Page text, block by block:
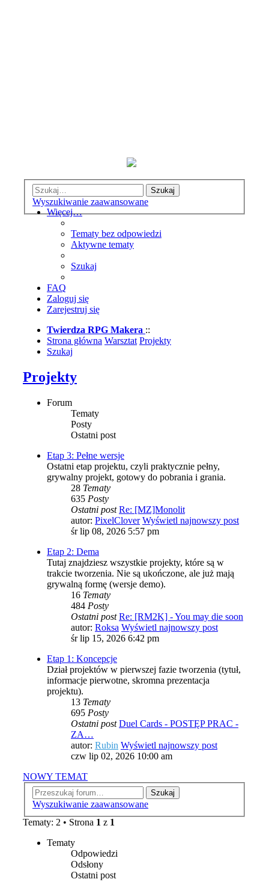
Szukaj
Wyszukiwanie zaawansowane
Więcej…
Tematy bez odpowiedzi
Aktywne tematy
Szukaj
FAQ
Zaloguj się
Zarejestruj się
Twierdza RPG Makera ::
Strona główna Warsztat Projekty
Szukaj
Projekty
Forum
Tematy
Posty
Ostatni post
Etap 3: Pełne wersje
Ostatni etap projektu, czyli praktycznie pełny,
grywalny projekt, gotowy do pobrania i grania.
28 Tematy
635 Posty
Ostatni post Re: [MZ]Monolit
autor: PixelClover Wyświetl najnowszy post
śr lip 08, 2026 5:57 pm
Etap 2: Dema
Tutaj znajdziesz wszystkie projekty, które są w
trakcie tworzenia. Nie są ukończone, ale już mają
grywalną formę (wersje demo).
16 Tematy
484 Posty
Ostatni post Re: [RM2K] - You may die soon
autor: Roksa Wyświetl najnowszy post
śr lip 15, 2026 6:42 pm
Etap 1: Koncepcje
Dział projektów w pierwszej fazie tworzenia (tytuł,
informacje pierwotne, skromna prezentacja
projektu).
13 Tematy
695 Posty
Ostatni post Duel Cards - POSTĘP PRAC -
ZA…
autor: Rubin Wyświetl najnowszy post
czw lip 02, 2026 10:00 am
NOWY TEMAT
Szukaj
Wyszukiwanie zaawansowane
Tematy: 2 • Strona 1 z 1
Tematy
Odpowiedzi
Odsłony
Ostatni post